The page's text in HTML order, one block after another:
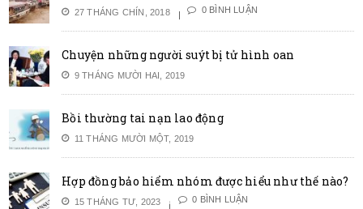
27 THÁNG CHÍN, 2018 0 BÌNH LUẬN
Chuyện những người suýt bị tử hình oan
9 THÁNG MƯỜI HAI, 2019
Bồi thường tai nạn lao động
11 THÁNG MƯỜI MỘT, 2019
Hợp đồng bảo hiểm nhóm được hiểu như thế nào?
15 THÁNG TƯ, 2023 0 BÌNH LUẬN